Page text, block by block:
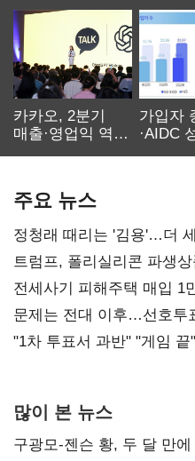
카카오, 2분기
매출·영업익 역대
가입자
·AIDC
주요 뉴스
정청래 때리는 '김용'…더
트럼프, 폴리실리콘 파생
재건"
전세사기 피해주택 매입
4만278명
문제는 전대 이후…선호투
불복'
"1차 투표서 과반" "게임
많이 본 뉴스
구광모-젠슨 황, 두 달 만